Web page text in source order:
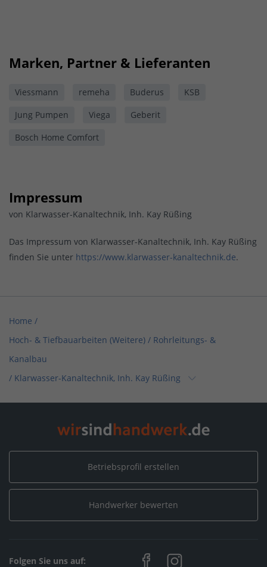
Marken, Partner & Lieferanten
Viessmann remeha Buderus
KSB
Jung Pumpen
Viega
Geberit
Bosch Home Comfort
Impressum
von Klarwasser-Kanaltechnik, Inh. Kay Rüßing
Das Impressum von Klarwasser-Kanaltechnik, Inh. Kay Rüßing
finden Sie unter https://www.klarwasser-kanaltechnik.de.
Home /
Hoch- & Tiefbauarbeiten (Weitere) / Rohrleitungs- &
Kanalbau
/ Klarwasser-Kanaltechnik, Inh. Kay Rüßing
Home / Sanitär, Heizung, Klima / Heizungsbau & Klimatechnik
Klarwasser-Kanaltechnik, Inh. Kay Rüßing
Klarwasser-Kanaltechnik, Inh. Kay Rüßing
Betriebsprofil erstellen
Handwerker bewerten
Folgen Sie uns auf: